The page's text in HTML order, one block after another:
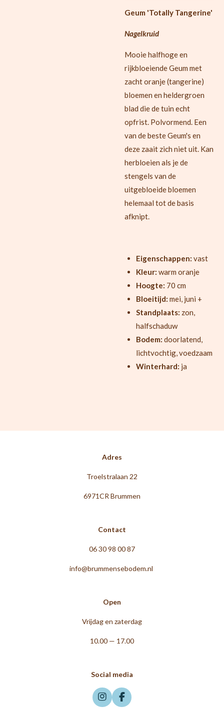
Geum 'Totally Tangerine'
Nagelkruid
Mooie halfhoge en
rijkbloeiende Geum met
zacht oranje (tangerine)
bloemen en heldergroen
blad die de tuin echt
opfrist. Polvormend. Een
van de beste Geum's en
deze zaait zich niet uit. Kan
herbloeien als je de
stengels van de
uitgebloeide bloemen
helemaal tot de basis
afknipt.
Eigenschappen: vast
Kleur: warm oranje
Hoogte: 70 cm
Bloeitijd: mei, juni +
Standplaats: zon,
halfschaduw
Bodem: doorlatend,
lichtvochtig, voedzaam
Winterhard: ja
Adres
Troelstralaan 22
6971CR Brummen
Contact
06 30 98 00 87
info@brummensebodem.nl
Open
Vrijdag en zaterdag
10.00 — 17.00
Social media
I
n
F
a